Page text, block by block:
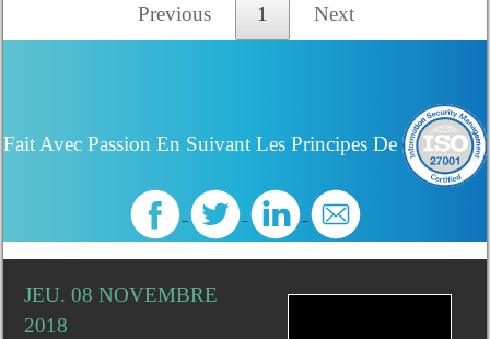
Previous 1 Next
Fait Avec Passion En Suivant Les Principes De
JEU. 08 NOVEMBRE
2018